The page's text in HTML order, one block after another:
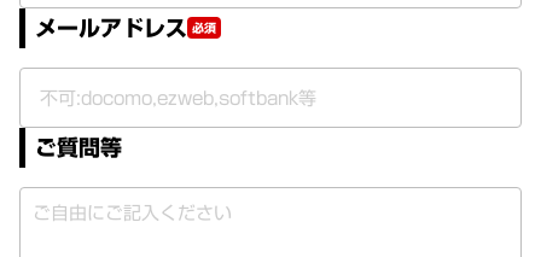
メールアドレス 必須
ご質問等